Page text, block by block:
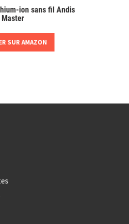
ion sans fil Andis
Master
SUR AMAZON